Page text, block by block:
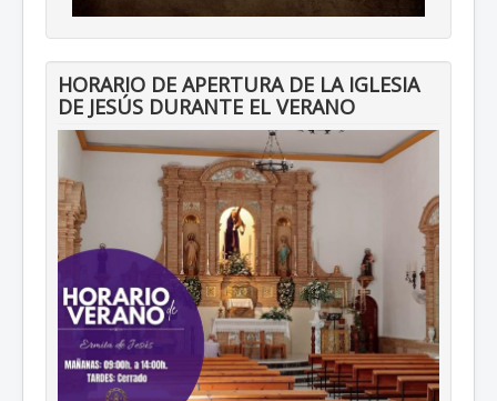
HORARIO DE APERTURA DE LA IGLESIA
DE JESÚS DURANTE EL VERANO